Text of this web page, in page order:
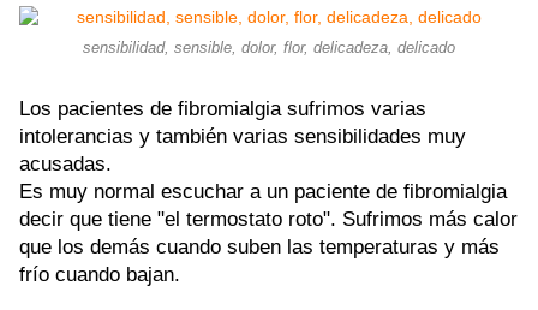
sensibilidad, sensible, dolor, flor, delicadeza, delicado
Los pacientes de fibromialgia sufrimos varias
intolerancias y también varias sensibilidades muy
acusadas.
Es muy normal escuchar a un paciente de fibromialgia
decir que tiene "el termostato roto". Sufrimos más calor
que los demás cuando suben las temperaturas y más
frío cuando bajan.